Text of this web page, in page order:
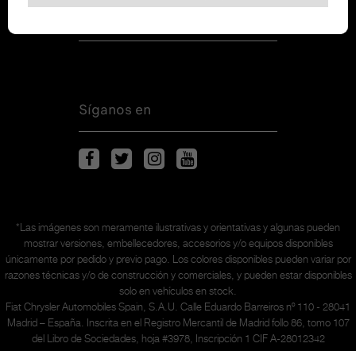
Síganos en
*Las imágenes son meramente ilustrativas y orientativas y algunas pueden
mostrar versiones, embellecedores, accesorios y/o equipos disponibles
únicamente por pedido y previo pago. Los colores disponibles pueden variar por
razones técnicas y/o de construcción y comerciales, y pueden estar disponibles
solo en vehículos en stock.
Fiat Chrysler Automobiles Spain, S.A.U. Calle Eduardo Barreiros nº 110 - 28041
Madrid – España. Inscrita en el Registro Mercantil de Madrid follo 86, tomo 107
del Libro de Sociedades, hoja #3978, Inscripción 1 CIF A-28012342